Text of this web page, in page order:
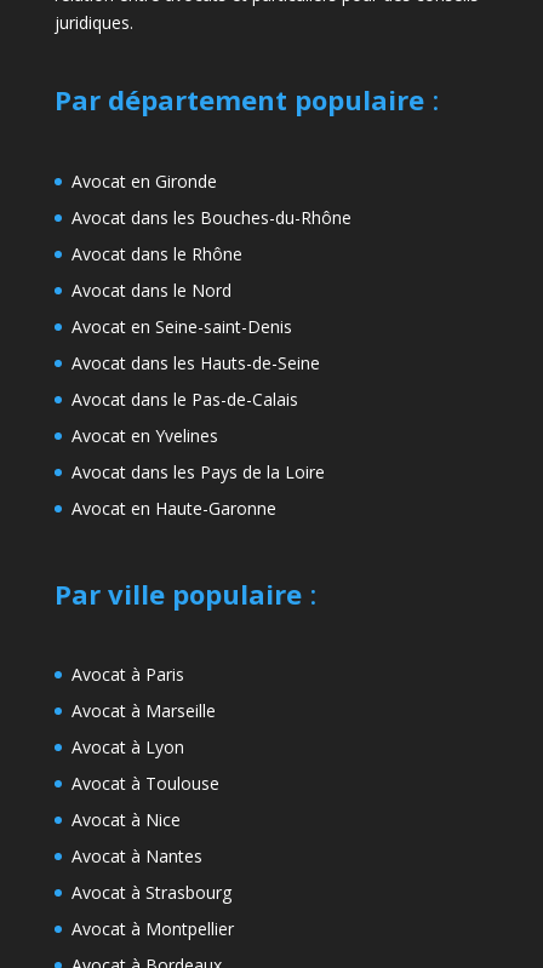
juridiques.
Par département populaire:
Avocat en Gironde
Avocat dans les Bouches-du-Rhône
Avocat dans le Rhône
Avocat dans le Nord
Avocat en Seine-saint-Denis
Avocat dans les Hauts-de-Seine
Avocat dans le Pas-de-Calais
Avocat en Yvelines
Avocat dans les Pays de la Loire
Avocat en Haute-Garonne
Par ville populaire:
Avocat à Paris
Avocat à Marseille
Avocat à Lyon
Avocat à Toulouse
Avocat à Nice
Avocat à Nantes
Avocat à Strasbourg
Avocat à Montpellier